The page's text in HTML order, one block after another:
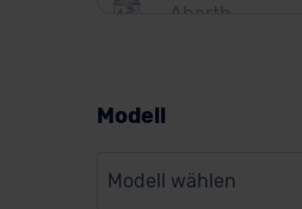
Abarth
BMW
Modell
Modell wählen